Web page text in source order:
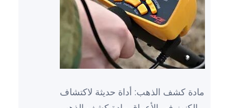
مادة كشف الذهب: أداة حديثة لاكتشاف